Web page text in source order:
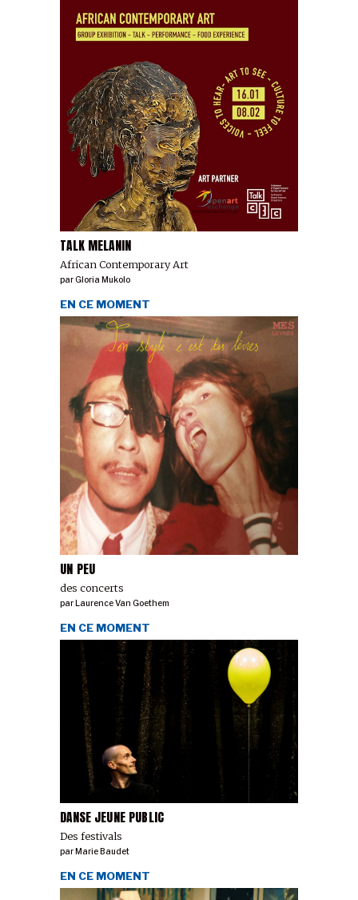
TALK MELANIN
African Contemporary Art
parGloria Mukolo
UN PEU
des concerts
EN CE MOMENT
parLaurence Van Goethem
DANSE JEUNE PUBLIC
Des festivals
EN CE MOMENT
parMarie Baudet
EN CE MOMENT